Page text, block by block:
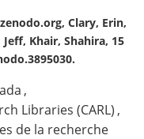
zenodo.org, Clary, Erin,
Khair, Shahira, 15
,
Libraries (CARL) ,
de la recherche